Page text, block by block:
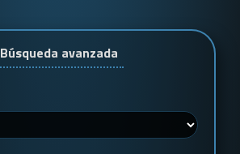
Búsqueda avanzada